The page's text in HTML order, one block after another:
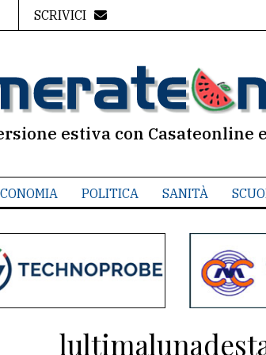
SCRIVICI
estiva con Casateonline
POLITICA SANITÀ